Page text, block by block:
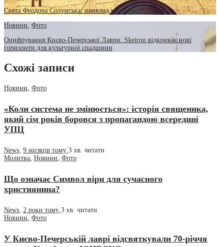
Свята Феодора Солунська: приклад милосердя та віри
Новини Фото
Оцифрування Києво-Печерської Лаври: Skeiron відкриває нові
горизонти для культурної спадщини
Схожі записи
Новини, Фото
«Коли система не змінюється»: історія священика,
який сім років боровся з пропагандою всередині
УПЦ
News, 9 місяців тому 3 хв. читати
Молитва, Новини, Фото
Що означає Символ віри для сучасного
християнина?
News, 2 роки тому 3 хв. читати
Новини, Фото
У Києво-Печерській лаврі відсвяткували 70-річчя